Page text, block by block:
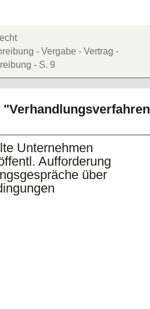
- Vergabe - Vertrag -
- S. 9
Unternehmen
Aufforderung
über